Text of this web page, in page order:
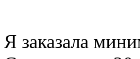
Я заказала